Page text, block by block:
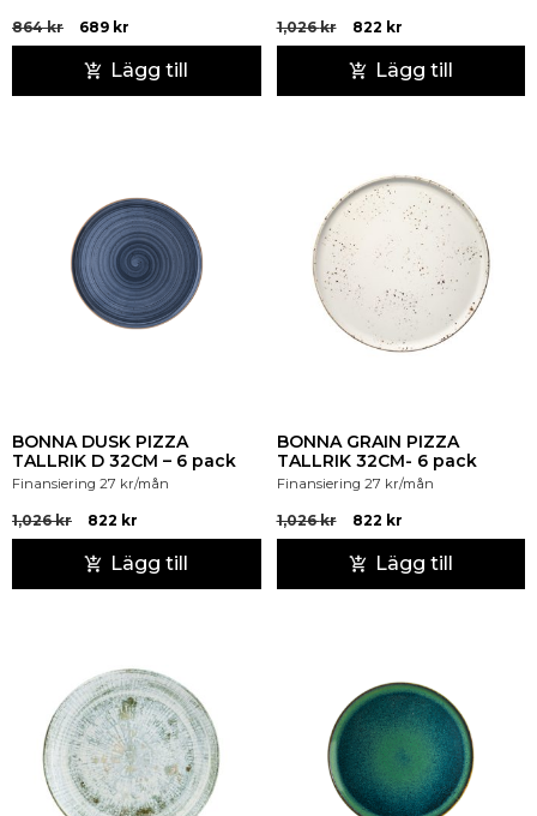
864kr 689 kr
Lägg till
1,026kr 822 kr
Lägg till
BONNA DUSK PIZZA
TALLRIK D 32CM – 6 pack
Finansiering 27 kr/mån
1,026kr 822 kr
Lägg till
BONNA GRAIN PIZZA
TALLRIK 32CM- 6 pack
Finansiering 27 kr/mån
1,026kr 822 kr
Lägg till